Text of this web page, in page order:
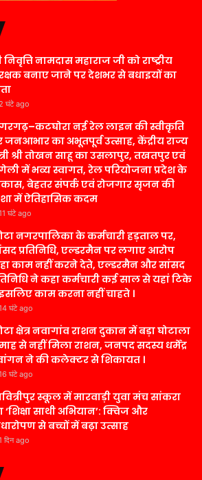
निवृत्ति नामदास महाराज जी को राष्ट्रीय
बनाए जाने पर देशभर से बधाइयों का
घंटे ago
नई रेल लाइन की स्वीकृति
जनआभार का अभूतपूर्व उत्साह, केंद्रीय राज्य
श्री तोखन साहू का उसलापुर, तखतपुर एवं
में भव्य स्वागत, रेल परियोजना प्रदेश के
बेहतर संपर्क एवं रोजगार सृजन की
में ऐतिहासिक कदम
घंटे ago
नगरपालिका के कर्मचारी हड़ताल पर,
प्रतिनिधि, एल्डरमैन पर लगाए आरोप
काम नहीं करने देते, एल्डरमैन और सांसद
ने कहा कर्मचारी कई साल से यहां टिके
काम करना नहीं चाहते ।
घंटे ago
क्षेत्र नवागांव राशन दुकान में बड़ा घोटाला
से नहीं मिला राशन, जनपद सदस्य धर्मेंद्र
ने की कलेक्टर से शिकायत ।
घंटे ago
स्कूल में मारवाड़ी युवा मंच सांकरा
‘शिक्षा साथी अभियान’: क्विज और
से बच्चों में बढ़ा उत्साह
दिन ago